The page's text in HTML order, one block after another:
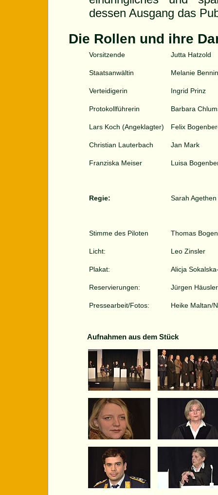
dessen Ausgang das
Die Rollen und ihre
Vorsitzende Jutta Hatzold
Staatsanwältin Melanie
Verteidigerin Ingrid Prinz
Protokollführerin Barbara
Lars Koch (Angeklagter) Felix
Christian Lauterbach Jan Mark
Franziska Meiser Luisa
Regie: Sarah Agethen
Stimme des Piloten Thomas
Licht: Leo Zinsler
Plakat: Alicja
Reservierungen: Jürgen Häusler
Pressearbeit/Fotos: Heike Maltan/
Aufnahmen aus dem Stück